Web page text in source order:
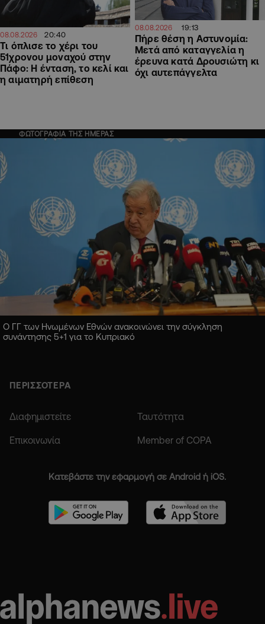
08.08.2026 20:40
Τι όπλισε το χέρι του
51χρονου μοναχού στην
Πάφο: Η ένταση, το κελί και
η αιματηρή επίθεση
08.08.2026 19:13
Πήρε θέση η Αστυνομία:
Μετά από καταγγελία η
έρευνα κατά Δρουσιώτη κι
όχι αυτεπάγγελτα
ΦΩΤΟΓΡΑΦΙΑ ΤΗΣ ΗΜΕΡΑΣ
Ο ΓΓ των Ηνωμένων Εθνών ανακοινώνει την σύγκληση
συνάντησης 5+1 για το Κυπριακό
ΠΕΡΙΣΣΟΤΕΡΑ
Διαφημιστείτε Ταυτότητα
Επικοινωνία Member of COPA
Κατεβάστε την εφαρμογή σε Android ή iOS.